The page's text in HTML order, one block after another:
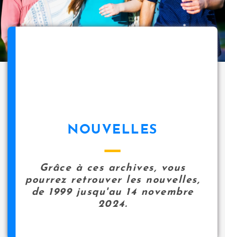
NOUVELLES
Grâce à ces archives, vous
pourrez retrouver les nouvelles,
de 1999 jusqu'au 14 novembre
2024.